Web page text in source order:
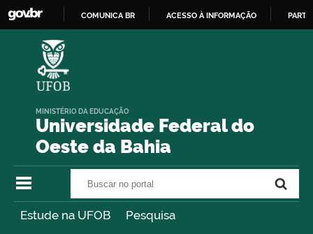
COMUNICA BR ACESSO À INFORMAÇÃO
Universidade Federal do
Oeste da Bahia
MINISTÉRIO DA EDUCAÇÃO
Estude na UFOB
Pesquisa